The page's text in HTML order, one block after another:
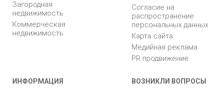
Загородная
недвижимость
Коммерческая
недвижимость
Согласие на
распространение
персональных данных
Карта сайта
Медийная реклама
PR продвижение
ИНФОРМАЦИЯ ВОЗНИКЛИ ВОПРОСЫ